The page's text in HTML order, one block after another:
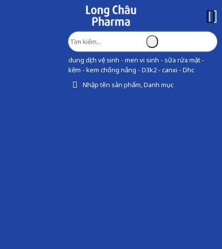
dung dịch vệ sinh - men vi sinh - sữa rửa mặt -
kẽm - kem chống nắng - D3k2 - canxi - Dhc
Nhập tên sản phẩm, Danh mục